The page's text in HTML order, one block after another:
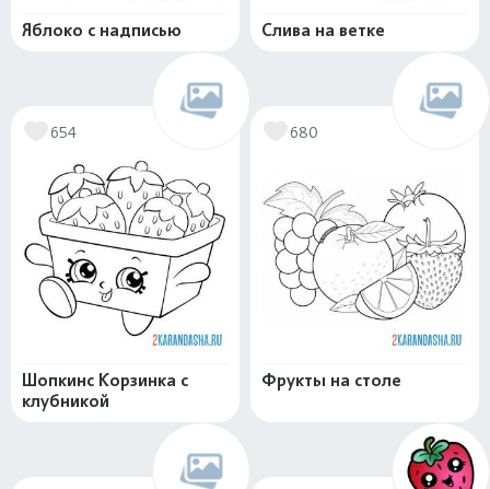
Яблоко с надписью Слива на ветке
654
Шопкинс Корзинка с
клубникой
680
Фрукты на столе